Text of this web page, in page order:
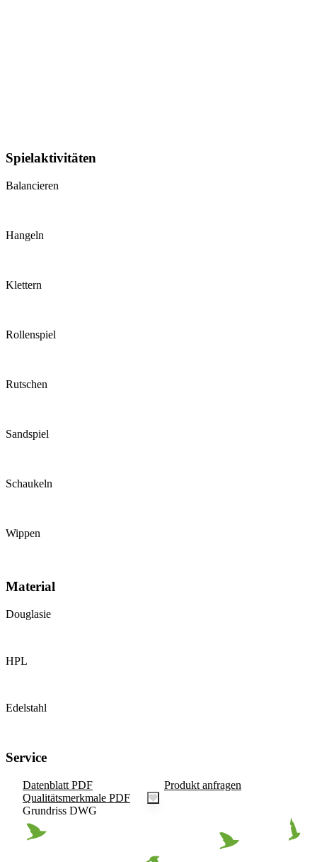
Spielaktivitäten
Balancieren
Hangeln
Klettern
Rollenspiel
Rutschen
Sandspiel
Schaukeln
Wippen
Material
Douglasie
HPL
Edelstahl
Service
Datenblatt PDF
Qualitätsmerkmale PDF
Grundriss DWG
Produkt anfragen